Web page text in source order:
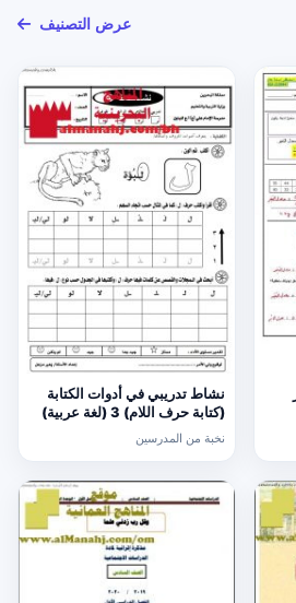
عرض التصنيف
نشاط تدريبي في أدوات الكتابة
(كتابة حرف اللام) 3 (لغة عربية)
نخبة من المدرسين